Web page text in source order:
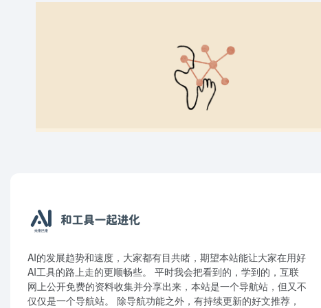
AI的发展趋势和速度，大家都有目共睹，期望本站能让大家在用好
AI工具的路上走的更顺畅些。 平时我会把看到的，学到的，互联
网上公开免费的资料收集并分享出来，本站是一个导航站，但又不
仅仅是一个导航站。 除导航功能之外，有持续更新的好文推荐，